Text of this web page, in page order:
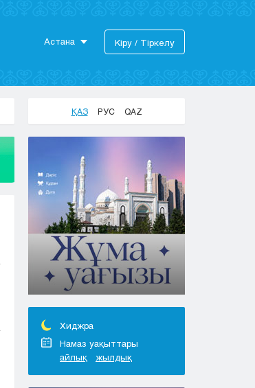
Астана
Актобе
Караганда
Кокшетау
Костанай
Кызылорда
Павлодар
Петропавловск
Семей
Талдыкорган
Тараз
Туркестан
Уральск
Усть-Каменогорск
Шымкент
Кіру / Тіркелу
ҚАЗ РУС QAZ
Хиджра
Намаз уақыттары
айлық
жылдық